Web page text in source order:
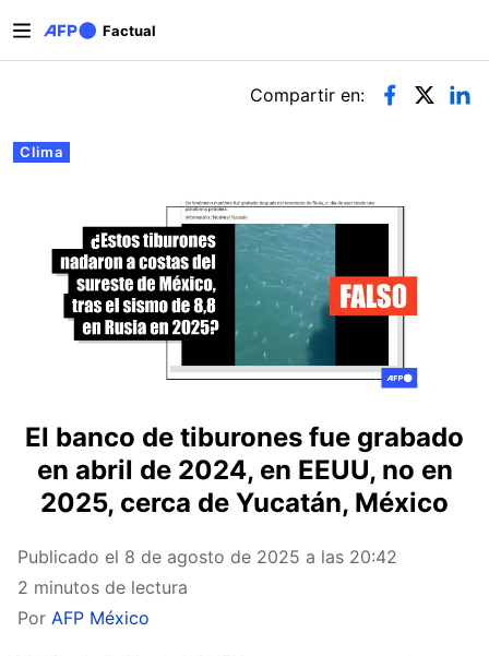
Factual
Solapas principales
Clima
Compartir en:
El banco de tiburones fue grabado
en abril de 2024, en EEUU, no en
2025, cerca de Yucatán, México
Publicado el 8 de agosto de 2025 a las 20:42
2 minutos de lectura
Por AFP México